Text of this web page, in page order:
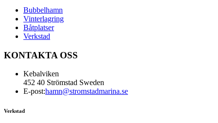
Bubbelhamn
Vinterlagring
Båtplatser
Verkstad
KONTAKTA OSS
Kebalviken
452 40 Strömstad Sweden
E-post:hamn@stromstadmarina.se
Verkstad